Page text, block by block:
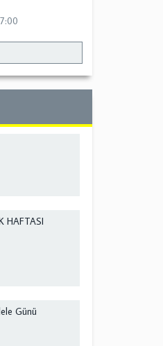
HAFTASI
Günü